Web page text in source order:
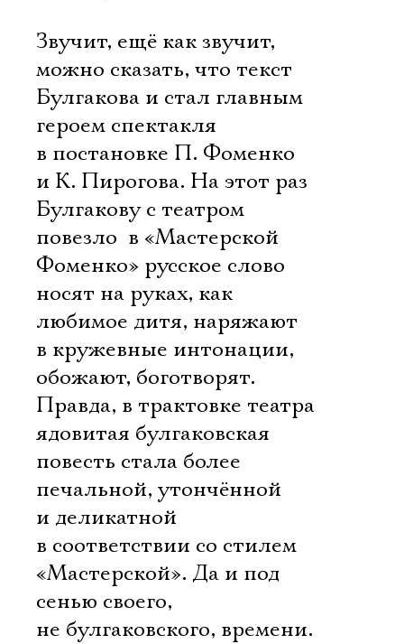
Звучит, ещё как звучит,
можно сказать, что текст
Булгакова и стал главным
героем спектакля
в постановке П. Фоменко
и К. Пирогова. На этот раз
Булгакову с театром
повезло  в «Мастерской
Фоменко» русское слово
носят на руках, как
любимое дитя, наряжают
в кружевные интонации,
обожают, боготворят.
Правда, в трактовке театра
ядовитая булгаковская
повесть стала более
печальной, утончённой
и деликатной 
в соответствии со стилем
«Мастерской». Да и под
сенью своего,
не булгаковского, времени.